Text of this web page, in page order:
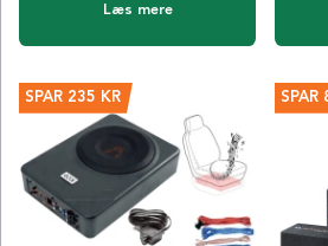
Læs mere
SPAR 235 KR SPAR